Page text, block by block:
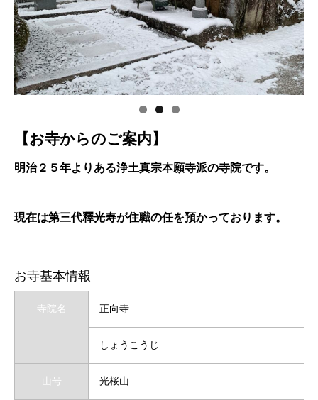
【お寺からのご案内】
明治２５年よりある浄土真宗本願寺派の寺院です。
現在は第三代釋光寿が住職の任を預かっております。
お寺基本情報
寺院名 正向寺
しょうこうじ
山号 光桜山